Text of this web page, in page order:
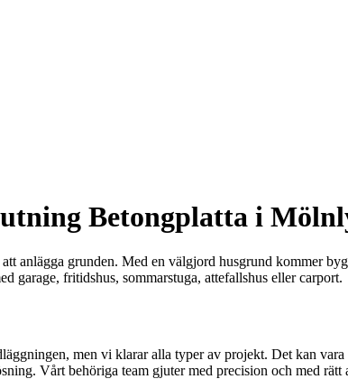
Betongplatta i
anlägga grunden. Med en välgjord husgrund kommer
garage, fritidshus, sommarstuga, attefallshus eller carport.
men vi klarar alla typer av projekt. Det kan
Vårt behöriga team gjuter med precision och med